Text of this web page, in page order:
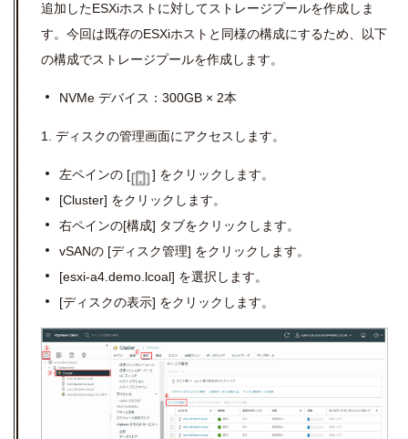
追加したESXiホストに対してストレージプールを作成しま
す。今回は既存のESXiホストと同様の構成にするため、以下
の構成でストレージプールを作成します。
NVMe デバイス： 300GB × 2本
1. ディスクの管理画面にアクセスします。
左ペインの [ ] をクリックします。
[Cluster] をクリックします。
右ペインの[構成] タブをクリックします。
vSANの [ディスク管理] をクリックします。
[esxi-a4.demo.lcoal] を選択します。
[ディスクの表示] をクリックします。